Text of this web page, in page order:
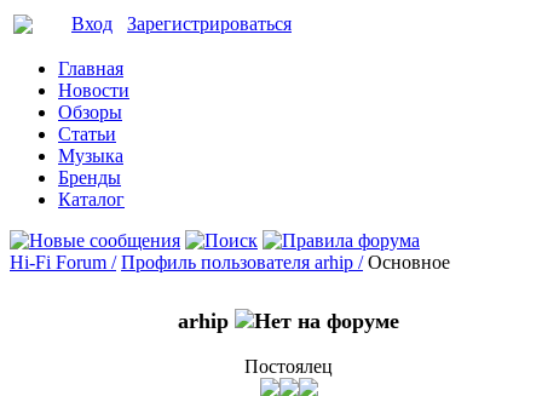
Вход Зарегистрироваться
Главная
Новости
Обзоры
Статьи
Музыка
Бренды
Каталог
Hi-Fi Forum / Профиль пользователя arhip / Основное
arhip
Постоялец